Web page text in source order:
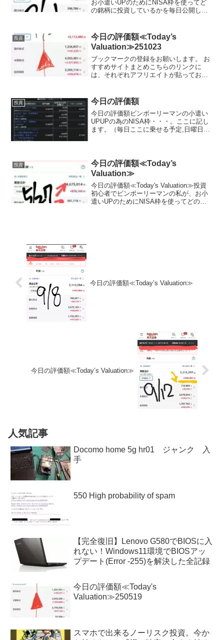
お小遣いUPのためにNISA枠を使ってど
の銘柄に投資しているかを毎日公開して
ます。終身雇用の時代が終わりを迎えて
いる今、私のような不器...
投資
今日の評価額≪Today’s
Valuation≫251023
ブックマークの登録をお願いします。 お
すすめサイトまとめこちらのリンクに
は、それぞれアフリエイトが貼っており
でビンボーリーマンの私が、お小遣いUP
のためにNISA枠を使...
投資 今日の評価額
今日の評価額ビンボーリーマンの小遣い
UPUPの為のNISA枠・・・。ここに記し
ます。（毎日ここに乗せる予定,日曜日と
天証券を使用してます...
投資
今日の評価額≪Today’s
Valuation≫
今日の評価額≪Today's Valuation≫投資
初心者でビンボーリーマンの私が、お小
遣いUPのためにNISA枠を使ってどの銘
今日の評価額≪Today’s Valuation≫
今日の評価額≪Today’s Valuation≫
人気記事
Docomo home 5g hr01 ジャンク 入
手
550 High probability of spam
【完全復旧】Lenovo G580でBIOSに入
れない！Windows11環境でBIOSアッ
プデート(Error -255)を解決した全記録
今日の評価額≪Today's
Valuation≫250519
スマホで出来るノーリスク投資。今か